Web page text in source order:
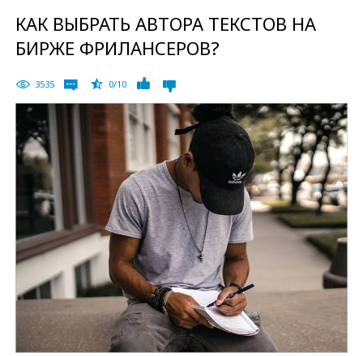
КАК ВЫБРАТЬ АВТОРА ТЕКСТОВ НА
БИРЖЕ ФРИЛАНСЕРОВ?
3535 0/10